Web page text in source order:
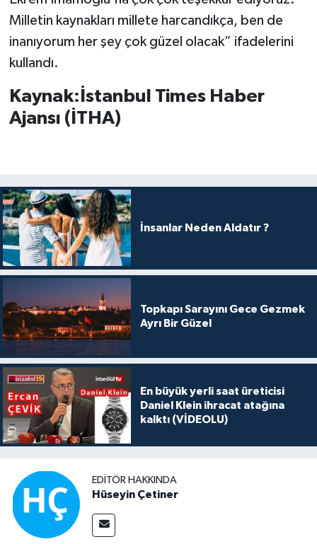
Milletin kaynakları millete harcandıkça, ben de
inanıyorum her şey çok güzel olacak” ifadelerini
kullandı.
Kaynak:İstanbul Times Haber
Ajansı (İTHA)
İnsanlar Neden Aldatır ?
Topkapı Sarayını Gece Gezmek
Ayrı Bir Güzel
En büyük yerli saat üreticisi
Daniel Klein ihracat atağına
kalktı (VİDEOLU)
EDITÖR HAKKINDA
Hüseyin Çetiner